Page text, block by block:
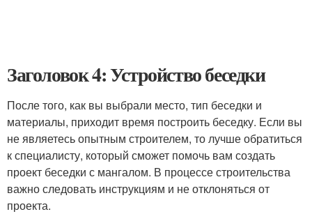
Заголовок 4: Устройство беседки
После того, как вы выбрали место, тип беседки и
материалы, приходит время построить беседку. Если вы
не являетесь опытным строителем, то лучше обратиться
к специалисту, который сможет помочь вам создать
проект беседки с мангалом. В процессе строительства
важно следовать инструкциям и не отклоняться от
проекта.